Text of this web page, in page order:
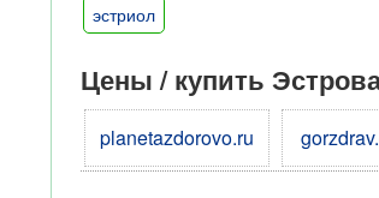
эстриол
Цены / купить
planetazdorovo.ru